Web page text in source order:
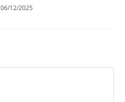
06/12/2025